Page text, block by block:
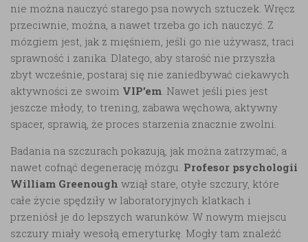
nie można nauczyć starego psa nowych sztuczek. Wręcz
przeciwnie, można, a nawet trzeba go ich nauczyć. Z
mózgiem jest, jak z mięśniem, jeśli go nie używasz, traci
sprawność i zanika. Dlatego, aby starość nie przyszła
zbyt wcześnie, postaraj się nie zaniedbywać ciekawych
aktywności ze swoim VIP’em. Nawet jeśli pies jest
jeszcze młody, to trening, zabawa węchowa, aktywny
spacer, sprawią, że proces starzenia znacznie zwolni.
Badania na szczurach pokazują, jak można zatrzymać, a
nawet cofnąć degenerację mózgu. Profesor psychologii
William Greenough wziął stare, otyłe szczury, które
całe życie spędziły w laboratoryjnych klatkach i
przeniósł je do lepszych warunków. W nowym miejscu
szczury miały wesołą emeryturkę. Mogły tam znaleźć